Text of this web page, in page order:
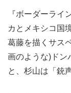
『ボーダーライ
カとメキシコ国
葛藤を描くサス
画のような)ドン
と、杉山は「銃